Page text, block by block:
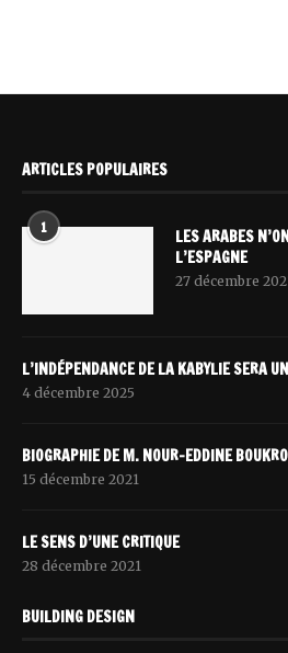
ARTICLES POPULAIRES
1
LES ARABES
L’ESPAGNE
27 décembre
L’INDÉPENDANCE DE LA KABYLIE SERA
4 décembre 2025
BIOGRAPHIE DE M. NOUR-EDDINE
15 décembre 2021
LE SENS D’UNE CRITIQUE
28 décembre 2021
BUILDING DESIGN